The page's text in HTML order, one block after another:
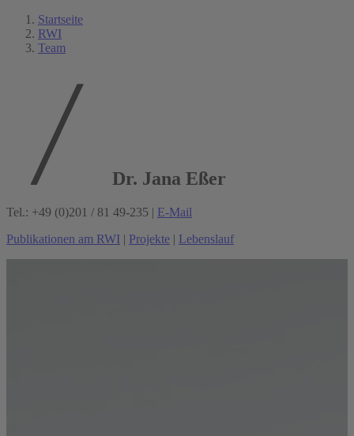
Startseite
RWI
Team
Dr. Jana Eßer
Tel.: +49 (0)201 / 81 49-235 | E-Mail
Publikationen am RWI | Projekte | Lebenslauf